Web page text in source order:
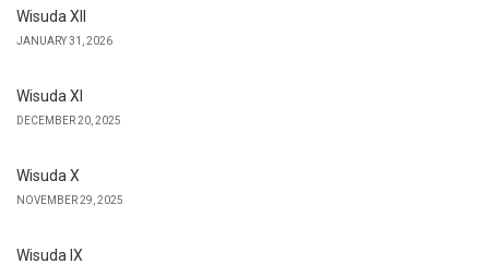
Wisuda XII
JANUARY 31, 2026
Wisuda XI
DECEMBER 20, 2025
Wisuda X
NOVEMBER 29, 2025
Wisuda IX